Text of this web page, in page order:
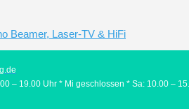
Beamer, Laser-TV & HiFi
– 19.00 Uhr * Mi geschlossen * Sa: 10.00 –